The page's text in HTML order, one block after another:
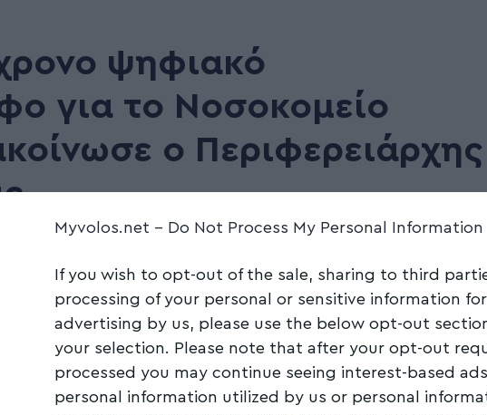
Myvolos.net - Do Not Process My Personal Information
If you wish to opt-out of the sale, sharing to third
processing of your personal or sensitive information
advertising by us, please use the below opt-out
your selection. Please note that after your opt-out
processed you may continue seeing interest-based
personal information utilized by us or personal
ψηφιακό
για το Νοσοκομείο
ο Περιφερειάρχης